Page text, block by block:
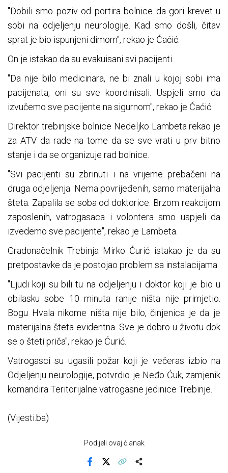
"Dobili smo poziv od portira bolnice da gori krevet u
sobi na odjeljenju neurologije. Kad smo došli, čitav
sprat je bio ispunjeni dimom", rekao je Ćaćić.
On je istakao da su evakuisani svi pacijenti.
"Da nije bilo medicinara, ne bi znali u kojoj sobi ima
pacijenata, oni su sve koordinisali. Uspjeli smo da
izvučemo sve pacijente na sigurnom", rekao je Ćaćić.
Direktor trebinjske bolnice Nedeljko Lambeta rekao je
za ATV da rade na tome da se sve vrati u prv bitno
stanje i da se organizuje rad bolnice.
"Svi pacijenti su zbrinuti i na vrijeme prebačeni na
druga odjeljenja. Nema povrijeđenih, samo materijalna
šteta. Zapalila se soba od doktorice. Brzom reakcijom
zaposlenih, vatrogasaca i volontera smo uspjeli da
izvedemo sve pacijente", rekao je Lambeta.
Gradonačelnik Trebinja Mirko Ćurić istakao je da su
pretpostavke da je postojao problem sa instalacijama.
"Ljudi koji su bili tu na odjeljenju i doktor koji je bio u
obilasku sobe 10 minuta ranije ništa nije primjetio.
Bogu Hvala nikome ništa nije bilo, činjenica je da je
materijalna šteta evidentna. Sve je dobro u životu dok
se o šteti priča", rekao je Ćurić.
Vatrogasci su ugasili požar koji je večeras izbio na
Od‌jeljenju neurologije, potvrdio je Neđo Ćuk, zamjenik
komandira Teritorijalne vatrogasne jedinice Trebinje.
(Vijesti.ba)
Podijeli ovaj članak